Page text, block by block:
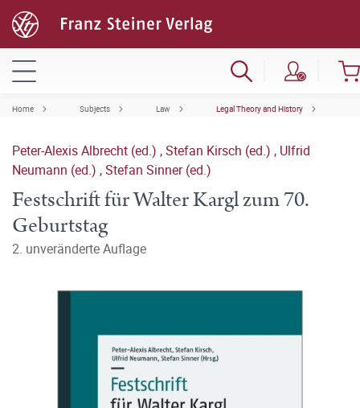
Home Subjects Law Legal Theory and History
Peter-Alexis Albrecht (ed.) ,Stefan Kirsch (ed.) , Ulfrid
Neumann (ed.) ,Stefan Sinner (ed.)
Festschrift für Walter Kargl zum 70.
Geburtstag
2. unveränderte Auflage